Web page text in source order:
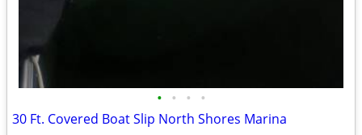
• • • •
30 Ft. Covered Boat Slip North Shores Marina